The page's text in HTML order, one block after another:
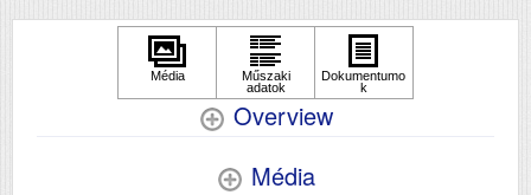
Overview
Média